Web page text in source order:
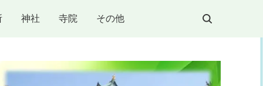
神社 寺院 その他